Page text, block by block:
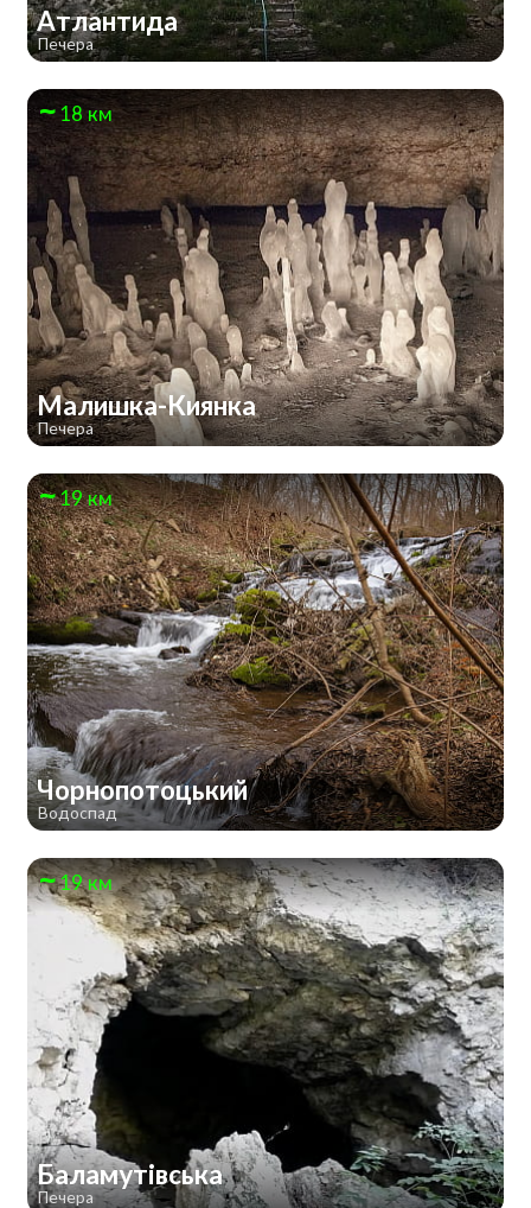
Атлантида
Печера
18 км
Малишка-Киянка
Печера
19 км
Чорнопотоцький
Водоспад
19 км
Баламутівська
Печера